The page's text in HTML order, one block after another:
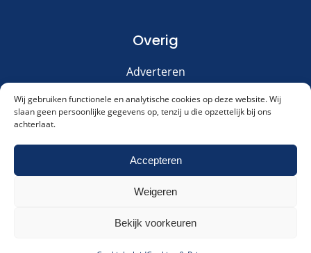
Wij gebruiken functionele en analytische cookies op deze website. Wij
slaan geen persoonlijke gegevens op, tenzij u die opzettelijk bij ons
achterlaat.
Accepteren
Weigeren
Bekijk voorkeuren
Overig
Adverteren
Disclaimer
Privacy & Cookies
Meld je aan voor onze nieuwsbrief!
Akkoord met onsprivacybeleid
Meld me aan!